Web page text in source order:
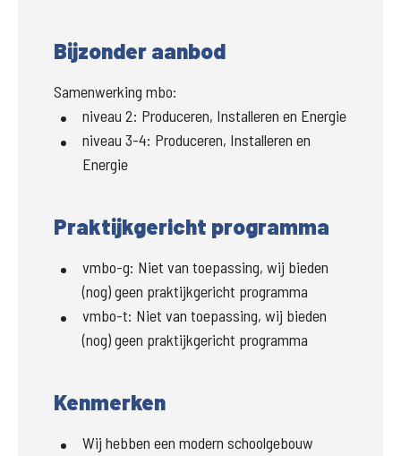
Bijzonder aanbod
Samenwerking mbo:
niveau 2: Produceren, Installeren en Energie
niveau 3-4: Produceren, Installeren en
Energie
Praktijkgericht programma
vmbo-g: Niet van toepassing, wij bieden
(nog) geen praktijkgericht programma
vmbo-t: Niet van toepassing, wij bieden
(nog) geen praktijkgericht programma
Kenmerken
Wij hebben een modern schoolgebouw